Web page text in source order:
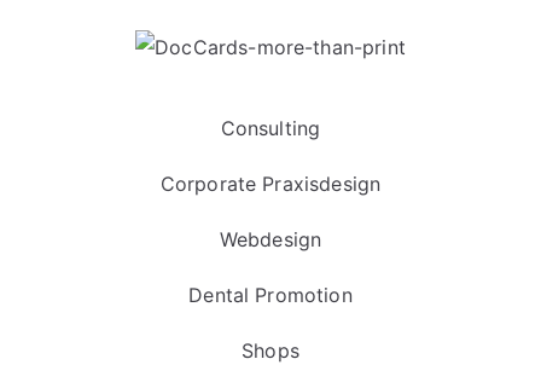
Consulting
Corporate Praxisdesign
Webdesign
Dental Promotion
Shops